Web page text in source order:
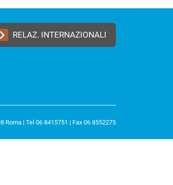
RELAZ. INTERNAZIONALI
Roma | Tel 06 8415751 | Fax 06 8552275